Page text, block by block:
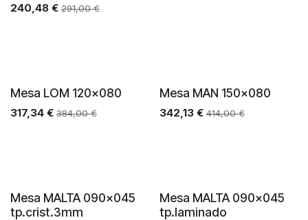
240,48 € 291,00€
Mesa LOM 120x080
317,34 € 384,00€
Mesa MAN 150x080
342,13€ 414,00€
Mesa MALTA 090x045
tp.crist.3mm
Mesa MALTA 090x045
tp.laminado